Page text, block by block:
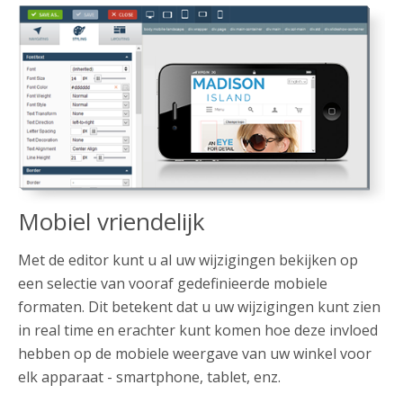
Mobiel vriendelijk
Met de editor kunt u al uw wijzigingen bekijken op
een selectie van vooraf gedefinieerde mobiele
formaten. Dit betekent dat u uw wijzigingen kunt zien
in real time en erachter kunt komen hoe deze invloed
hebben op de mobiele weergave van uw winkel voor
elk apparaat - smartphone, tablet, enz.